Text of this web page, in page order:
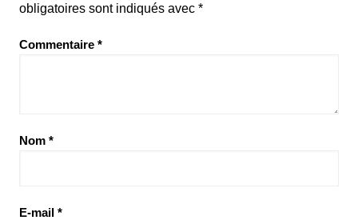
obligatoires sont indiqués avec *
Commentaire *
Nom *
E-mail *